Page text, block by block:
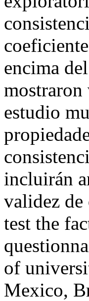
encima
mostraron
estudio
incluirán
validez
test the
of
Mexico,